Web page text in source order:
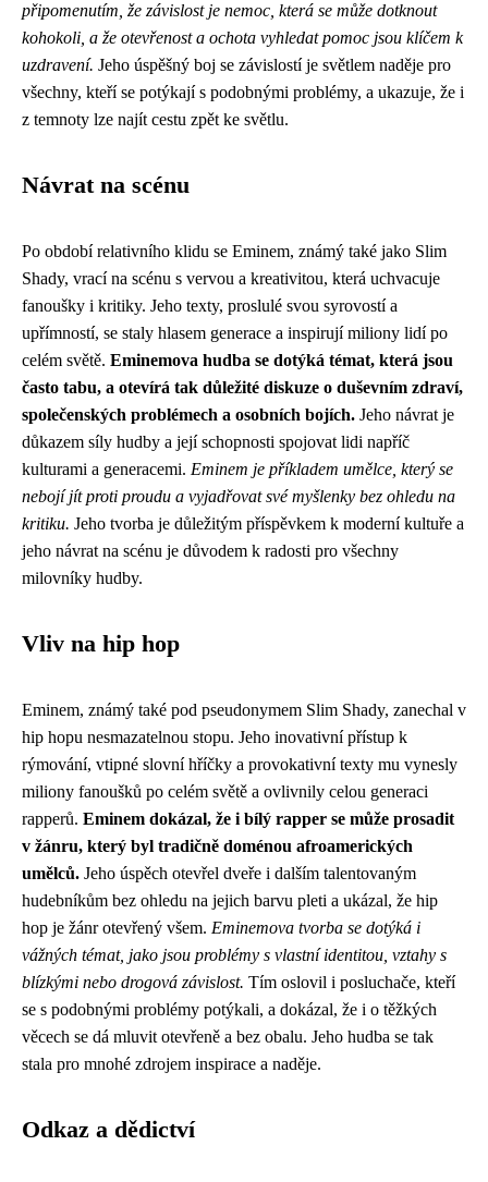
připomenutím, že závislost je nemoc, která se může dotknout
kohokoli, a že otevřenost a ochota vyhledat pomoc jsou klíčem k
uzdravení. Jeho úspěšný boj se závislostí je světlem naděje pro
všechny, kteří se potýkají s podobnými problémy, a ukazuje, že i
z temnoty lze najít cestu zpět ke světlu.
Návrat na scénu
Po období relativního klidu se Eminem, známý také jako Slim
Shady, vrací na scénu s vervou a kreativitou, která uchvacuje
fanoušky i kritiky. Jeho texty, proslulé svou syrovostí a
upřímností, se staly hlasem generace a inspirují miliony lidí po
celém světě. Eminemova hudba se dotýká témat, která jsou
často tabu, a otevírá tak důležité diskuze o duševním zdraví,
společenských problémech a osobních bojích. Jeho návrat je
důkazem síly hudby a její schopnosti spojovat lidi napříč
kulturami a generacemi. Eminem je příkladem umělce, který se
nebojí jít proti proudu a vyjadřovat své myšlenky bez ohledu na
kritiku. Jeho tvorba je důležitým příspěvkem k moderní kultuře a
jeho návrat na scénu je důvodem k radosti pro všechny
milovníky hudby.
Vliv na hip hop
Eminem, známý také pod pseudonymem Slim Shady, zanechal v
hip hopu nesmazatelnou stopu. Jeho inovativní přístup k
rýmování, vtipné slovní hříčky a provokativní texty mu vynesly
miliony fanoušků po celém světě a ovlivnily celou generaci
rapperů. Eminem dokázal, že i bílý rapper se může prosadit
v žánru, který byl tradičně doménou afroamerických
umělců. Jeho úspěch otevřel dveře i dalším talentovaným
hudebníkům bez ohledu na jejich barvu pleti a ukázal, že hip
hop je žánr otevřený všem. Eminemova tvorba se dotýká i
vážných témat, jako jsou problémy s vlastní identitou, vztahy s
blízkými nebo drogová závislost. Tím oslovil i posluchače, kteří
se s podobnými problémy potýkali, a dokázal, že i o těžkých
věcech se dá mluvit otevřeně a bez obalu. Jeho hudba se tak
stala pro mnohé zdrojem inspirace a naděje.
Odkaz a dědictví